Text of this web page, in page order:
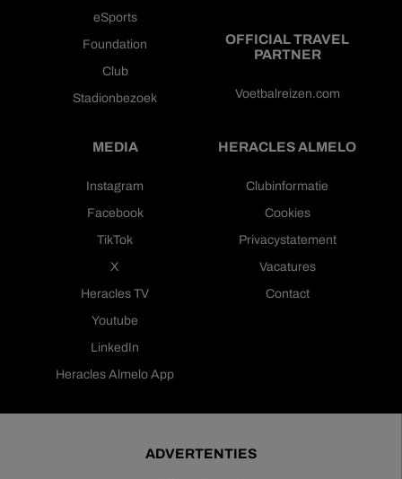
eSports
Foundation
Club
Stadionbezoek
OFFICIAL TRAVEL
PARTNER
Voetbalreizen.com
MEDIA
Instagram
Facebook
TikTok
X
Heracles TV
Youtube
LinkedIn
Heracles Almelo App
HERACLES ALMELO
Clubinformatie
Cookies
Privacystatement
Vacatures
Contact
ADVERTENTIES